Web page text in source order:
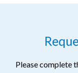
Please complete